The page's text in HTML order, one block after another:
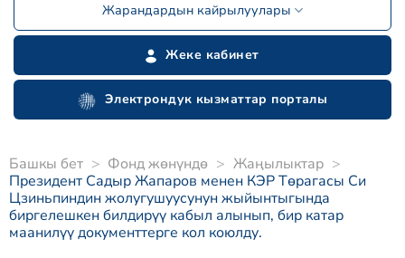
Жарандардын кайрылуулары
Жеке кабинет
Электрондук кызматтар порталы
Башкы бет > Фонд жөнүндө > Жаңылыктар >
Президент Садыр Жапаров менен КЭР Төрагасы Си
Цзиньпиндин жолугушуусунун жыйынтыгында
биргелешкен билдирүү кабыл алынып, бир катар
маанилүү документтерге кол коюлду.